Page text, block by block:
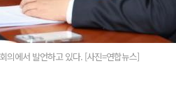
의에서 발언하고 있다. [사진=연합뉴스]